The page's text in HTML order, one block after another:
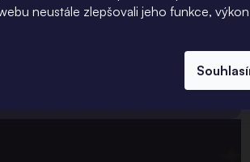
neustále zlepšovali jeho funkce,